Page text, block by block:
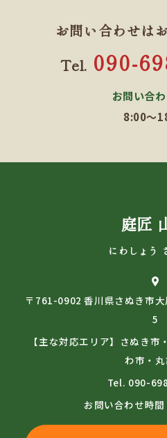
お問い合わせは
Tel. 090-
お問い合
8:00～
庭匠
にわしょう
〒761-0902 香川県さぬき市
5
【主な対応エリア】さぬき
わ市・
Tel. 090-
お問い合わせ時間